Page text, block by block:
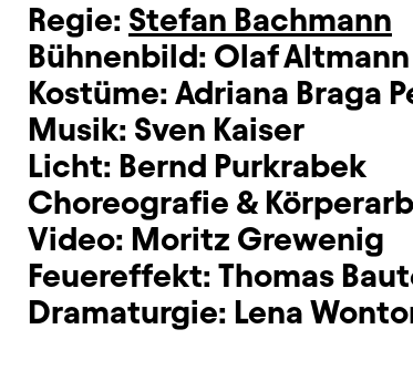
Regie: Stefan Bachmann
Bühnenbild: Olaf Altmann
Kostüme: Adriana Braga
Musik: Sven Kaiser
Licht: Bernd Purkrabek
Choreografie &
Video: Moritz Grewenig
Feuereffekt: Thomas
Dramaturgie: Lena